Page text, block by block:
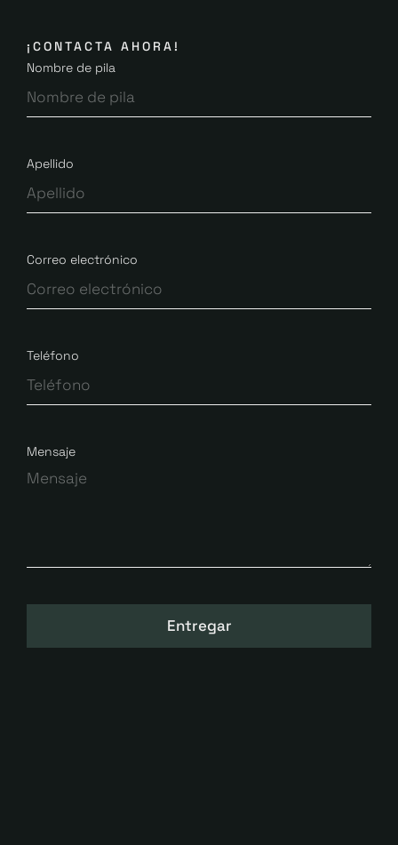
¡CONTACTA AHORA!
Nombre de pila
Apellido
Correo electrónico
Teléfono
Mensaje
Entregar